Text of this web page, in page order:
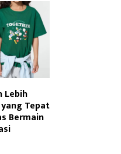
Lebih
Tepat
Bermain